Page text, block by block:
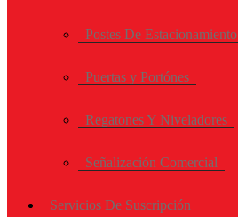
Postes De Estacionamiento
Puertas y Portónes
Regatones Y Niveladores
Señalización Comercial
Servicios De Suscripción